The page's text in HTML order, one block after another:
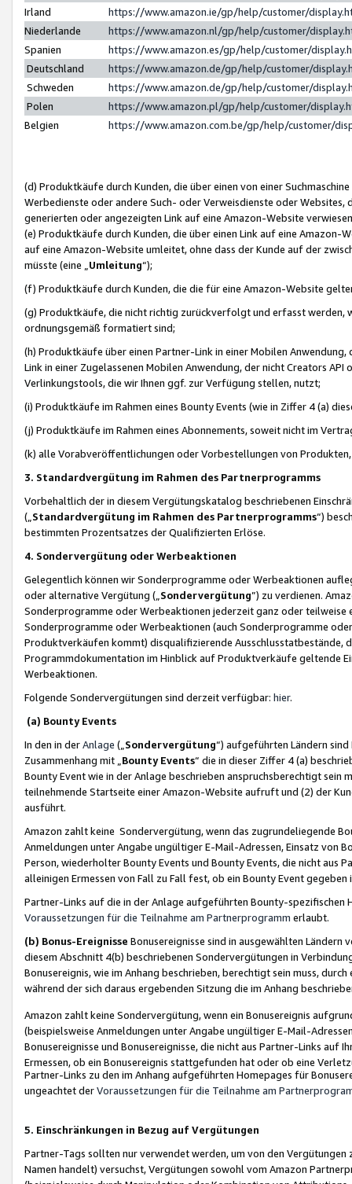
Irland
https://www.amazon.ie/gp/help/customer/
Niederlande
https://www.amazon.nl/gp/help/customer/
Spanien
https://www.amazon.es/gp/help/customer/
Deutschland
https://www.amazon.de/gp/help/customer/
Schweden
https://www.amazon.de/gp/help/customer/
Polen
https://www.amazon.pl/gp/help/customer/
Belgien
https://www.amazon.com.be/gp/help/customer/
(d) Produktkäufe durch Kunden, die über einen von einer
Werbedienste oder andere Such- oder Verweisdienste oder Websites,
generierten oder angezeigten Link auf eine Amazon-Website
(e) Produktkäufe durch Kunden, die über einen Link auf eine
auf eine Amazon-Website umleitet, ohne dass der Kunde auf der
müsste (eine „ Umleitung“);
(f) Produktkäufe durch Kunden, die die für eine Amazon-Website
(g) Produktkäufe, die nicht richtig zurückverfolgt und erfasst werden,
ordnungsgemäß formatiert sind;
(h) Produktkäufe über einen Partner-Link in einer Mobilen
Link in einer Zugelassenen Mobilen Anwendung, der nicht Creators
Verlinkungstools, die wir Ihnen ggf. zur Verfügung stellen, nutzt;
(i) Produktkäufe im Rahmen eines Bounty Events (wie in Ziffer 4 (a)
(j) Produktkäufe im Rahmen eines Abonnements, soweit nicht im
(k) alle Vorabveröffentlichungen oder Vorbestellungen von
3. Standardvergütung im Rahmen des Partnerprogramms
Vorbehaltlich der in diesem Vergütungskatalog beschriebenen
(„ Standardvergütung im Rahmen des Partnerprogramms“)
bestimmten Prozentsatzes der Qualifizierten Erlöse.
4. Sondervergütung oder Werbeaktionen
Gelegentlich können wir Sonderprogramme oder Werbeaktionen
oder alternative Vergütung („ Sondervergütung”) zu verdienen.
Sonderprogramme oder Werbeaktionen jederzeit ganz oder
Sonderprogramme oder Werbeaktionen (auch Sonderprogramme
Produktverkäufen kommt) disqualifizierende Ausschlusstatbestände,
Programmdokumentation im Hinblick auf Produktverkäufe geltende
Werbeaktionen.
Folgende Sondervergütungen sind derzeit verfügbar: hier.
(a) Bounty Events
In den in derAnlage („ Sondervergütung“) aufgeführten Ländern
Zusammenhang mit „ Bounty Events“ die in dieser Ziffer 4 (a)
Bounty Event wie in der Anlage beschrieben anspruchsberechtigt sein
teilnehmende Startseite einer Amazon-Website aufruft und (2) der
ausführt.
Amazon zahlt keine Sondervergütung, wenn das zugrundeliegende
Anmeldungen unter Angabe ungültiger E-Mail-Adressen, Einsatz von
Person, wiederholter Bounty Events und Bounty Events, die nicht
alleinigen Ermessen von Fall zu Fall fest, ob ein Bounty Event
Partner-Links auf die in der Anlage aufgeführten Bounty-spezifischen
Voraussetzungen für die Teilnahme am Partnerprogramm erlaubt.
(b) Bonus-Ereignisse Bonusereignisse sind in ausgewählten Ländern
diesem Abschnitt 4(b) beschriebenen Sondervergütungen in
Bonusereignis, wie im Anhang beschrieben, berechtigt sein muss,
während der sich daraus ergebenden Sitzung die im Anhang
Amazon zahlt keine Sondervergütung, wenn ein Bonusereignis
(beispielsweise Anmeldungen unter Angabe ungültiger E-Mail-
Bonusereignisse und Bonusereignisse, die nicht aus Partner-Links auf
Ermessen, ob ein Bonusereignis stattgefunden hat oder ob eine
Partner-Links zu den im Anhang aufgeführten Homepages für
ungeachtet derVoraussetzungen für die Teilnahme am
5. Einschränkungen in Bezug auf Vergütungen
Partner-Tags sollten nur verwendet werden, um von den
Namen handelt) versuchst, Vergütungen sowohl vom Amazon